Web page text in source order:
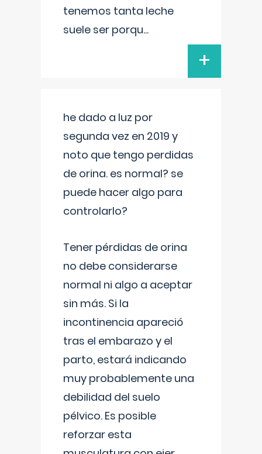
tenemos tanta leche
suele ser porqu...
+
he dado a luz por
segunda vez en 2019 y
noto que tengo perdidas
de orina. es normal? se
puede hacer algo para
controlarlo?
Tener pérdidas de orina
no debe considerarse
normal ni algo a aceptar
sin más. Si la
incontinencia apareció
tras el embarazo y el
parto, estará indicando
muy probablemente una
debilidad del suelo
pélvico. Es posible
reforzar esta